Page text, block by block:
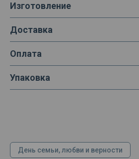
Изготовление
Доставка
Оплата
Упаковка
День семьи, любви и верности